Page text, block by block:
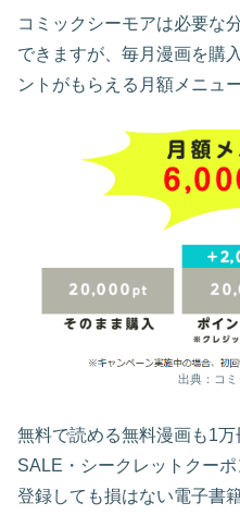
コミックシーモアは必要な
できますが、毎月漫画を購
ントがもらえる月額メニュ
出典：コ
無料で読める無料漫画も1万
SALE・シークレットクー
登録しても損はない電子書